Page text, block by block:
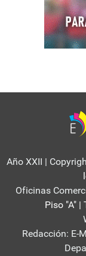
Año XXII |
Oficinas
Piso "A"
Redacción: E-